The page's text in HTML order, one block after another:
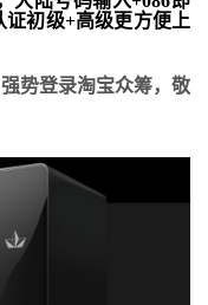
初级+高级更方便上
势登录淘宝众筹，敬